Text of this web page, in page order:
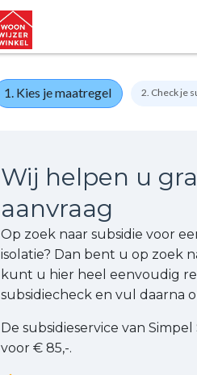
1. Kies je maatregel 2. Check je
Wij helpen u
aanvraag
Op zoek naar subsidie voor
isolatie? Dan bent u op zoek
kunt u hier heel eenvoudig
subsidiecheck en vul daarna
De subsidieservice van
voor € 85,-.